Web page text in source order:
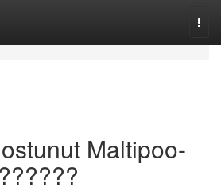
Maltipoo-